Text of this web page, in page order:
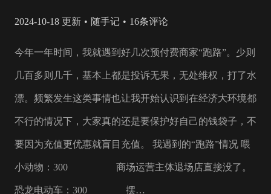
2024-10-18 更新 随手记 16条评论
今年一年时间，我就遇到好几次预付费商家“跑路”。少则
几百多则几千，基本上都是投诉无果，无处维权，打了水
漂。频繁发生这类事情也让我开始认识到在经济大环境都
不行的情况下，大家真的还是要保护好自己的钱袋子，不
要因为充值更优惠就盲目充值。 我遇到的“跑路”情况 喂
小动物：300 商场运营主体退场店直接没了。
恐龙电动车：300 摆…